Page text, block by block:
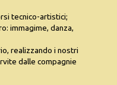
tecnico-artistici;
immagime, danza,
realizzando i nostri
dalle compagnie